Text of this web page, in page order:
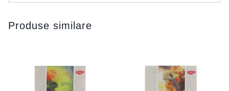
Produse similare